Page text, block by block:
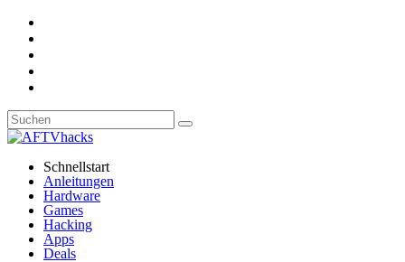
Schnellstart
Anleitungen
Hardware
Games
Hacking
Apps
Deals